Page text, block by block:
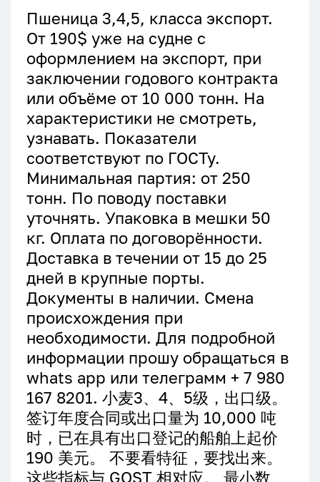
Пшеница 3,4,5, класса экспорт.
От 190$ уже на судне с
оформлением на экспорт, при
заключении годового контракта
или объёме от 10 000 тонн. На
характеристики не смотреть,
узнавать. Показатели
соответствуют по ГОСТу.
Минимальная партия: от 250
тонн. По поводу поставки
уточнять. Упаковка в мешки 50
кг. Оплата по договорённости.
Доставка в течении от 15 до 25
дней в крупные порты.
Документы в наличии. Смена
происхождения при
необходимости. Для подробной
информации прошу обращаться в
whats app или телеграмм + 7 980
167 8201. 小麦3、4、5级，出口级。
签订年度合同或出口量为 10,000 吨
时，已在具有出口登记的船舶上起价
190 美元。 不要看特征，要找出来。
这些指标与 GOST 相对应。 最小数